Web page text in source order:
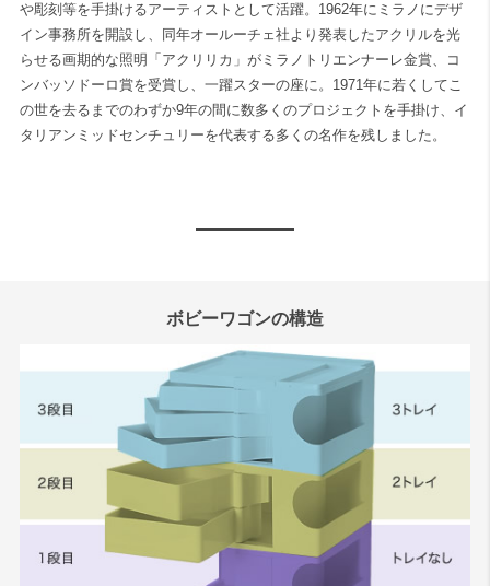
や彫刻等を手掛けるアーティストとして活躍。1962年にミラノにデザ
イン事務所を開設し、同年オールーチェ社より発表したアクリルを光
らせる画期的な照明「アクリリカ」がミラノトリエンナーレ金賞、コ
ンバッソドーロ賞を受賞し、一躍スターの座に。1971年に若くしてこ
の世を去るまでのわずか9年の間に数多くのプロジェクトを手掛け、イ
タリアンミッドセンチュリーを代表する多くの名作を残しました。
ボビーワゴンの構造